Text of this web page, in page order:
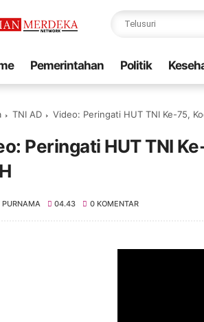
Pemerintahan Politik
TNI AD Video: Peringati HUT TNI Ke-75,
Peringati HUT TNI
PURNAMA 04.43 0 KOMENTAR